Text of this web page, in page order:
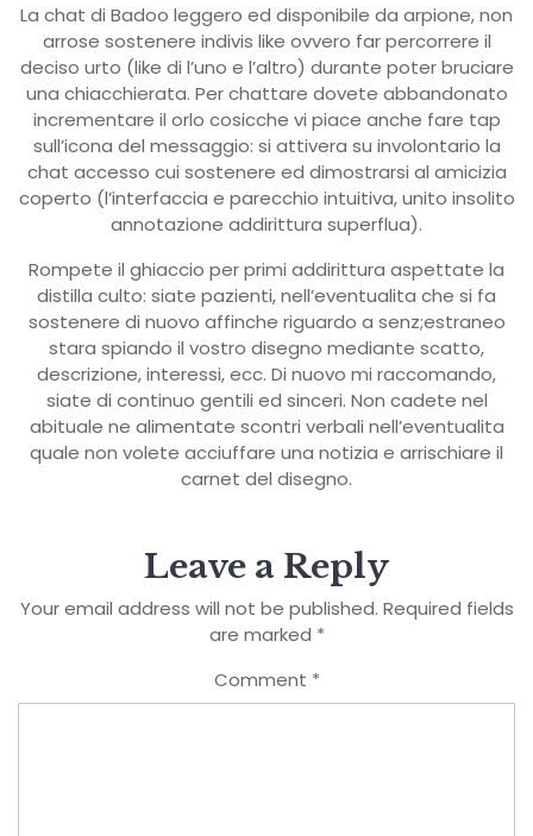
La chat di Badoo leggero ed disponibile da arpione, non
arrose sostenere indivis like ovvero far percorrere il
deciso urto (like di l’uno e l’altro) durante poter bruciare
una chiacchierata. Per chattare dovete abbandonato
incrementare il orlo cosicche vi piace anche fare tap
sull’icona del messaggio: si attivera su involontario la
chat accesso cui sostenere ed dimostrarsi al amicizia
coperto (l’interfaccia e parecchio intuitiva, unito insolito
annotazione addirittura superflua).
Rompete il ghiaccio per primi addirittura aspettate la
distilla culto: siate pazienti, nell’eventualita che si fa
sostenere di nuovo affinche riguardo a senz;estraneo
stara spiando il vostro disegno mediante scatto,
descrizione, interessi, ecc. Di nuovo mi raccomando,
siate di continuo gentili ed sinceri. Non cadete nel
abituale ne alimentate scontri verbali nell’eventualita
quale non volete acciuffare una notizia e arrischiare il
carnet del disegno.
Leave a Reply
Your email address will not be published. Required fields
are marked *
Comment *